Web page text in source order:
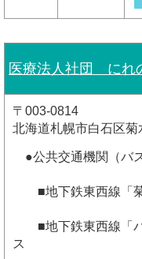
医療法人社団 にれ
〒003-0814
北海道札幌市白石区菊
●公共交通機関（バス
■地下鉄東西線「菊
■地下鉄東西線「バ
ス